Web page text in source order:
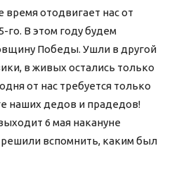
отодвигает нас от
го. В этом году будем
Победы. Ушли в другой
в живых остались только
от нас требуется только
наших дедов и прадедов!
6 мая накануне
вспомнить, каким был